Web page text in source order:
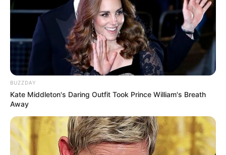
BUZZDAY
Kate Middleton's Daring Outfit Took Prince William's Breath
Away